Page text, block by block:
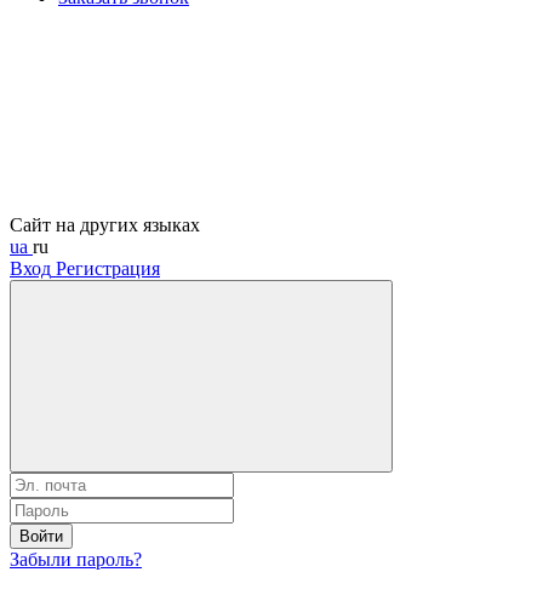
Сайт на других языках
ua ru
Вход Регистрация
Войти
Забыли пароль?